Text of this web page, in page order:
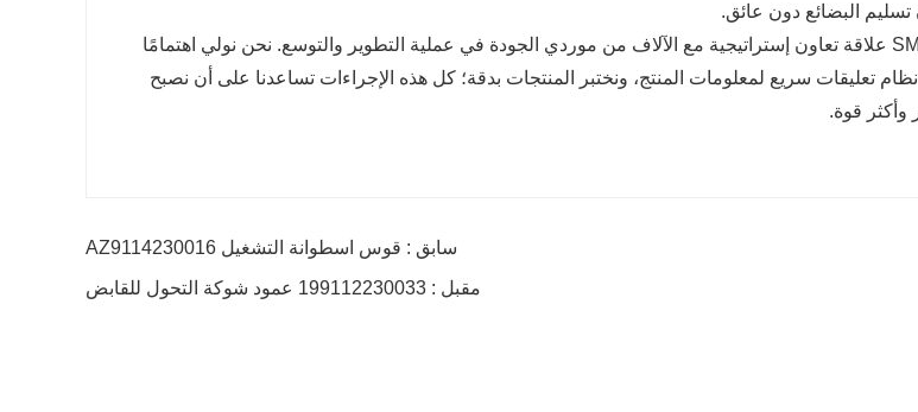
البضائع دون عائق.
أنشأت شركة SMS CO., LTD علاقة تعاون إستراتيجية مع الآلاف من موردي الجودة في عملية التطوير والتوسع. نحن نولي اهتمامًا
نظام تعليقات سريع لمعلومات المنتج، ونختبر المنتجات بدقة؛ كل هذه الإجراءات تساعدنا على أن نصبح
وأكثر قوة.
سابق : قوس اسطوانة التشغيل AZ9114230016
مقبل : 199112230033 عمود شوكة التحول للقابض